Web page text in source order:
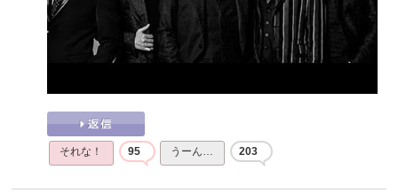
それな！ 95 うーん… 203